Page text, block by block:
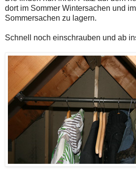
dort im Sommer Wintersachen und
Sommersachen zu lagern.
Schnell noch einschrauben und ab